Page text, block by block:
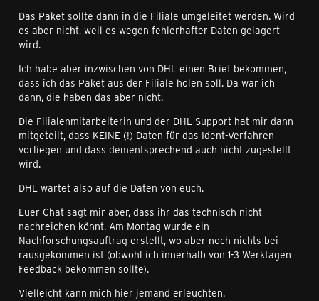
Das Paket sollte dann in die Filiale umgeleitet werden. Wird
es aber nicht, weil es wegen fehlerhafter Daten gelagert
wird.
Ich habe aber inzwischen von DHL einen Brief bekommen,
dass ich das Paket aus der Filiale holen soll. Da war ich
dann, die haben das aber nicht.
Die Filialenmitarbeiterin und der DHL Support hat mir dann
mitgeteilt, dass KEINE (!) Daten für das Ident-Verfahren
vorliegen und dass dementsprechend auch nicht zugestellt
wird.
DHL wartet also auf die Daten von euch.
Euer Chat sagt mir aber, dass ihr das technisch nicht
nachreichen könnt. Am Montag wurde ein
Nachforschungsauftrag erstellt, wo aber noch nichts bei
rausgekommen ist (obwohl ich innerhalb von 1-3 Werktagen
Feedback bekommen sollte).
Vielleicht kann mich hier jemand erleuchten.